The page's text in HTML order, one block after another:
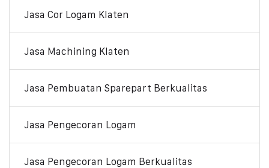
Jasa Cor Logam Klaten
Jasa Machining Klaten
Jasa Pembuatan Sparepart Berkualitas
Jasa Pengecoran Logam
Jasa Pengecoran Logam Berkualitas